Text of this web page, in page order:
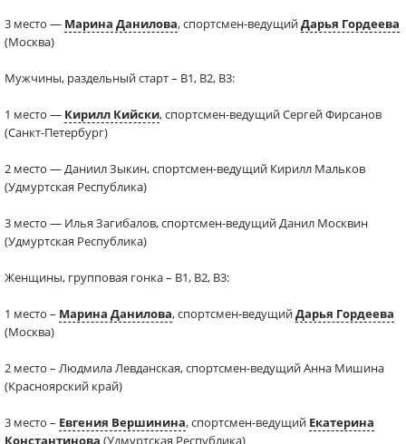
3 место — Марина Данилова, спортсмен-ведущийДарья Гордеева
(Москва)
Мужчины, раздельный старт – В1, В2, В3:
1 место — Кирилл Кийски, спортсмен-ведущий Сергей Фирсанов
(Санкт-Петербург)
2 место — Даниил Зыкин, спортсмен-ведущий Кирилл Мальков
(Удмуртская Республика)
3 место — Илья Загибалов, спортсмен-ведущий Данил Москвин
(Удмуртская Республика)
Женщины, групповая гонка – В1, В2, В3:
1 место – Марина Данилова, спортсмен-ведущийДарья Гордеева
(Москва)
2 место – Людмила Левданская, спортсмен-ведущий Анна Мишина
(Красноярский край)
3 место – Евгения Вершинина, спортсмен-ведущий Екатерина
Константинова (Удмуртская Республика)